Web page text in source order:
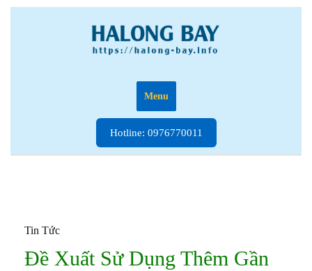
Menu
Hotline: 0976770011
0976770011
Tin Tức
Đề Xuất Sử Dụng Thêm Gần